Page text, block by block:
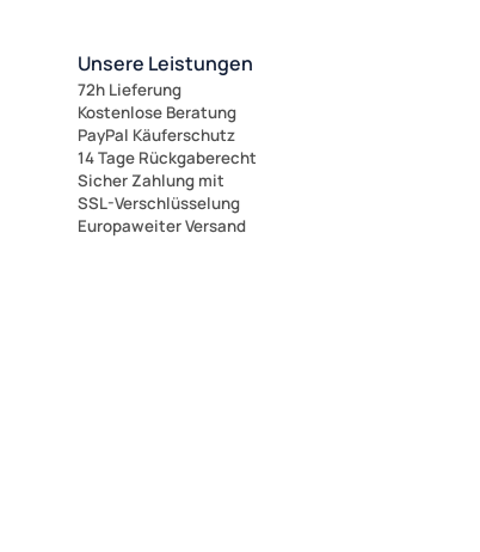
Unsere Leistungen
72h Lieferung
Kostenlose Beratung
PayPal Käuferschutz
14 Tage Rückgaberecht
Sicher Zahlung mit
SSL-Verschlüsselung
Europaweiter Versand